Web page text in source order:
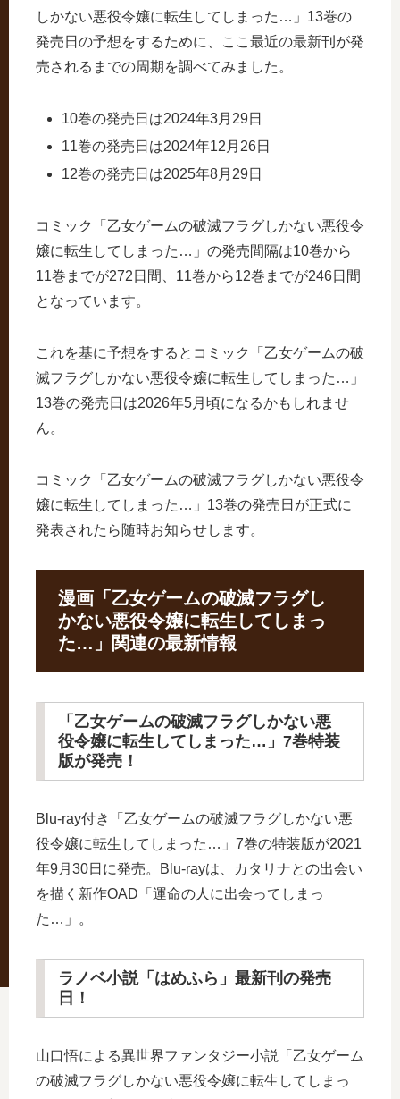
しかない悪役令嬢に転生してしまった…」13巻の
発売日の予想をするために、ここ最近の最新刊が発
売されるまでの周期を調べてみました。
10巻の発売日は2024年3月29日
11巻の発売日は2024年12月26日
12巻の発売日は2025年8月29日
コミック「乙女ゲームの破滅フラグしかない悪役令
嬢に転生してしまった…」の発売間隔は10巻から
11巻までが272日間、11巻から12巻までが246日間
となっています。
これを基に予想をするとコミック「乙女ゲームの破
滅フラグしかない悪役令嬢に転生してしまった…」
13巻の発売日は2026年5月頃になるかもしれませ
ん。
コミック「乙女ゲームの破滅フラグしかない悪役令
嬢に転生してしまった…」13巻の発売日が正式に
発表されたら随時お知らせします。
漫画「乙女ゲームの破滅フラグし
かない悪役令嬢に転生してしまっ
た…」関連の最新情報
「乙女ゲームの破滅フラグしかない悪
役令嬢に転生してしまった…」7巻特装
版が発売！
Blu-ray付き「乙女ゲームの破滅フラグしかない悪
役令嬢に転生してしまった…」7巻の特装版が2021
年9月30日に発売。Blu-rayは、カタリナとの出会い
を描く新作OAD「運命の人に出会ってしまっ
た…」。
ラノベ小説「はめふら」最新刊の発売
日！
山口悟による異世界ファンタジー小説「乙女ゲーム
の破滅フラグしかない悪役令嬢に転生してしまっ